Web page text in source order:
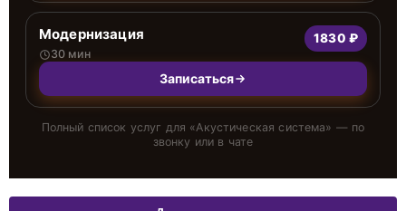
Модернизация
30 мин
1830 ₽
Записаться
Полный список услуг для «Акустическая система» — по
звонку или в чате